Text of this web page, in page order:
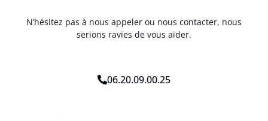
N’hésitez pas à nous appeler ou nous contacter, nous
serions ravies de vous aider.
06.20.09.00.25